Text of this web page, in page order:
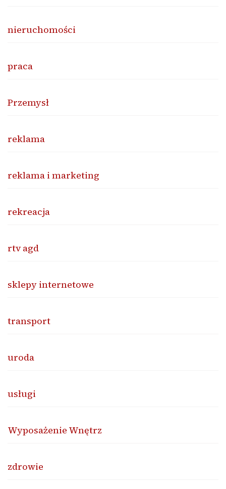
nieruchomości
praca
Przemysł
reklama
reklama i marketing
rekreacja
rtv agd
sklepy internetowe
transport
uroda
usługi
Wyposażenie Wnętrz
zdrowie